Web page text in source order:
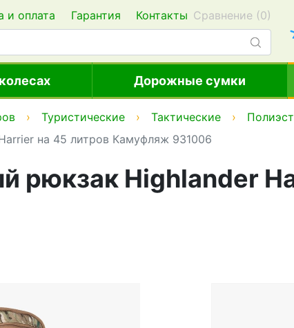
и оплата Гарантия Контакты Сравнение (0)
Дорожные сумки
Туристические Тактические
на 45 литров Камуфляж 931006
рюкзак Highlander